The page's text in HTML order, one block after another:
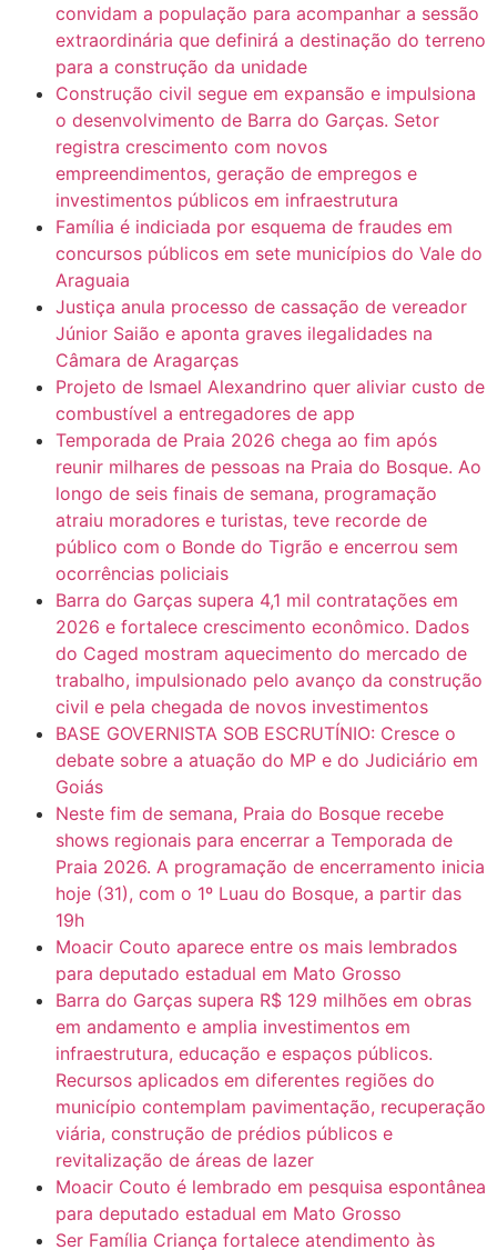
convidam a população para acompanhar a sessão
extraordinária que definirá a destinação do terreno
para a construção da unidade
Construção civil segue em expansão e impulsiona
o desenvolvimento de Barra do Garças. Setor
registra crescimento com novos
empreendimentos, geração de empregos e
investimentos públicos em infraestrutura
Família é indiciada por esquema de fraudes em
concursos públicos em sete municípios do Vale do
Araguaia
Justiça anula processo de cassação de vereador
Júnior Saião e aponta graves ilegalidades na
Câmara de Aragarças
Projeto de Ismael Alexandrino quer aliviar custo de
combustível a entregadores de app
Temporada de Praia 2026 chega ao fim após
reunir milhares de pessoas na Praia do Bosque. Ao
longo de seis finais de semana, programação
atraiu moradores e turistas, teve recorde de
público com o Bonde do Tigrão e encerrou sem
ocorrências policiais
Barra do Garças supera 4,1 mil contratações em
2026 e fortalece crescimento econômico. Dados
do Caged mostram aquecimento do mercado de
trabalho, impulsionado pelo avanço da construção
civil e pela chegada de novos investimentos
BASE GOVERNISTA SOB ESCRUTÍNIO: Cresce o
debate sobre a atuação do MP e do Judiciário em
Goiás
Neste fim de semana, Praia do Bosque recebe
shows regionais para encerrar a Temporada de
Praia 2026. A programação de encerramento inicia
hoje (31), com o 1º Luau do Bosque, a partir das
19h
Moacir Couto aparece entre os mais lembrados
para deputado estadual em Mato Grosso
Barra do Garças supera R$ 129 milhões em obras
em andamento e amplia investimentos em
infraestrutura, educação e espaços públicos.
Recursos aplicados em diferentes regiões do
município contemplam pavimentação, recuperação
viária, construção de prédios públicos e
revitalização de áreas de lazer
Moacir Couto é lembrado em pesquisa espontânea
para deputado estadual em Mato Grosso
Ser Família Criança fortalece atendimento às